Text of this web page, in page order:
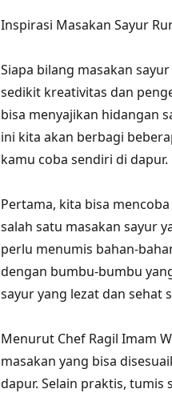
Inspirasi Masakan Sayur
Siapa bilang masakan
sedikit kreativitas dan
bisa menyajikan hidangan
ini kita akan berbagi
kamu coba sendiri di dapur.
Pertama, kita bisa
salah satu masakan sayur
perlu menumis bahan-
dengan bumbu-bumbu
sayur yang lezat dan sehat
Menurut Chef Ragil Imam
masakan yang bisa
dapur. Selain praktis, tumis